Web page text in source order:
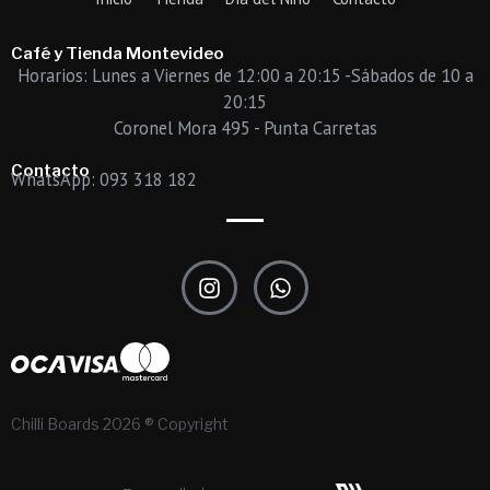
Café y Tienda Montevideo
Horarios: Lunes a Viernes de 12:00 a 20:15 -Sábados de 10 a
20:15
Coronel Mora 495 - Punta Carretas
Contacto
WhatsApp: 093 318 182
Chilli Boards 2026 ® Copyright
I
n
s
a
W
h
a